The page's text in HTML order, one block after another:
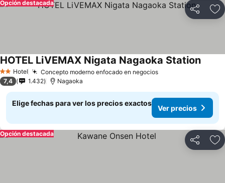
Compartir
Opción destacada
2 Estrellas
Hotel Concepto moderno enfocado en negociosVer precios
HOTEL LiVEMAX Nigata Nagaoka StationVer
7,4 1.432 Nagaoka
Elige fechas para ver los precios exactos
Ver precios
Compartir
Opción destacada